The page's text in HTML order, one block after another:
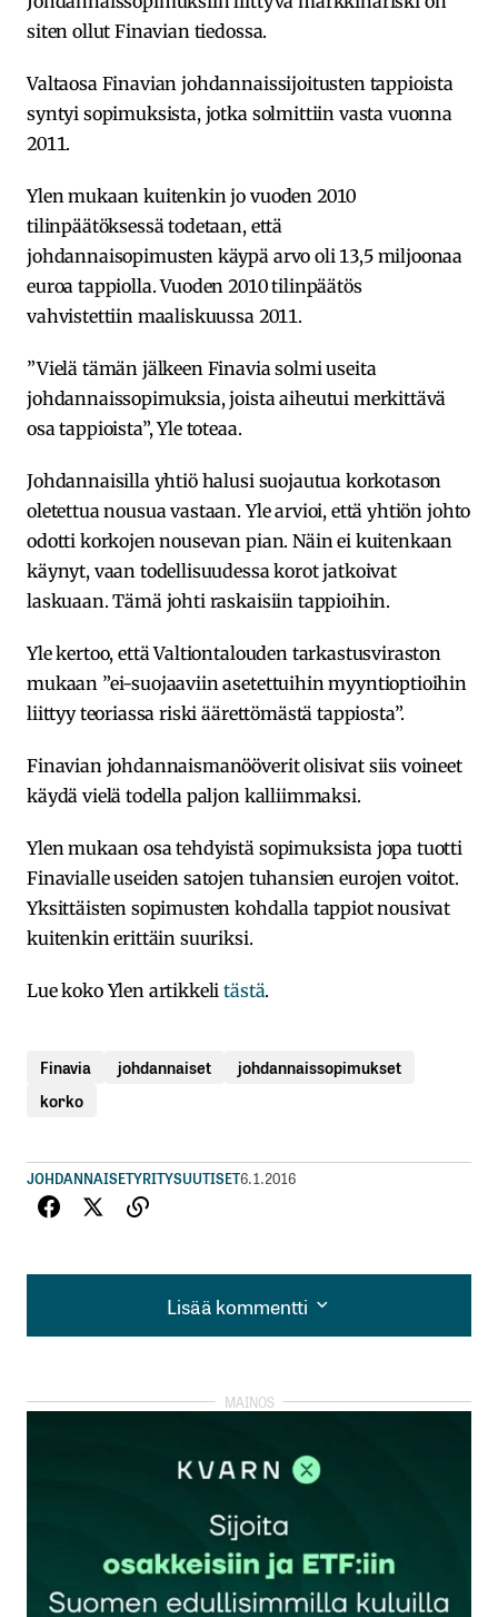
siten ollut Finavian tiedossa.
Valtaosa Finavian johdannaissijoitusten tappioista
syntyi sopimuksista, jotka solmittiin vasta vuonna
2011.
Ylen mukaan kuitenkin jo vuoden 2010
tilinpäätöksessä todetaan, että
johdannaisopimusten käypä arvo oli 13,5 miljoonaa
euroa tappiolla. Vuoden 2010 tilinpäätös
vahvistettiin maaliskuussa 2011.
”Vielä tämän jälkeen Finavia solmi useita
johdannaissopimuksia, joista aiheutui merkittävä
osa tappioista”, Yle toteaa.
Johdannaisilla yhtiö halusi suojautua korkotason
oletettua nousua vastaan. Yle arvioi, että yhtiön johto
odotti korkojen nousevan pian. Näin ei kuitenkaan
käynyt, vaan todellisuudessa korot jatkoivat
laskuaan. Tämä johti raskaisiin tappioihin.
Yle kertoo, että Valtiontalouden tarkastusviraston
mukaan ”ei-suojaaviin asetettuihin myyntioptioihin
liittyy teoriassa riski äärettömästä tappiosta”.
Finavian johdannaismanööverit olisivat siis voineet
käydä vielä todella paljon kalliimmaksi.
Ylen mukaan osa tehdyistä sopimuksista jopa tuotti
Finavialle useiden satojen tuhansien eurojen voitot.
Yksittäisten sopimusten kohdalla tappiot nousivat
kuitenkin erittäin suuriksi.
Lue koko Ylen artikkelitästä.
Finavia johdannaiset
johdannaissopimukset
korko
JOHDANNAISETYRITYSUUTISET6.1.2016
Lisää kommentti
Lisää kommentti
kirjautua
rekisteröityä